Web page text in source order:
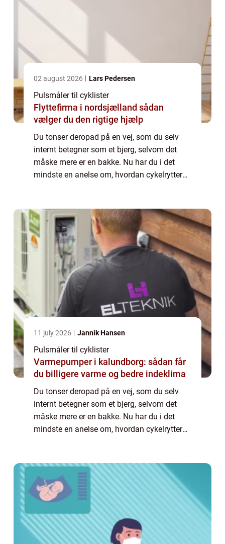
02 august 2026 Lars Pedersen
Pulsmåler til cyklister
Flyttefirma i nordsjælland sådan
vælger du den rigtige hjælp
Du tonser deropad på en vej, som du selv
internt betegner som et bjerg, selvom det
måske mere er en bakke. Nu har du i det
mindste en anelse om, hvordan cykelrytterne
11 july 2026 Jannik Hansen
Pulsmåler til cyklister
Varmepumper i kalundborg: sådan får
du billigere varme og bedre indeklima
Du tonser deropad på en vej, som du selv
internt betegner som et bjerg, selvom det
måske mere er en bakke. Nu har du i det
mindste en anelse om, hvordan cykelrytterne